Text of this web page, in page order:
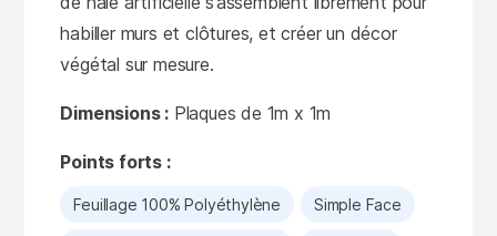
habiller murs et clôtures, et créer un décor
végétal sur mesure.
Dimensions : Plaques de 1m x 1m
Points forts :
Feuillage 100% Polyéthylène Simple Face